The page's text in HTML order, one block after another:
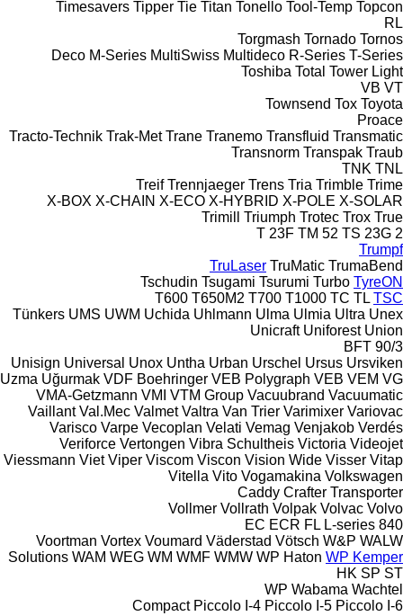
Timesavers Tipper Tie Titan Tonello Tool-Temp Topcon
RL
Torgmash Tornado Tornos
Deco M-Series MultiSwiss Multideco R-Series T-Series
Toshiba Total Tower Light
VB VT
Townsend Tox Toyota
Proace
Tracto-Technik Trak-Met Trane Tranemo Transfluid Transmatic
Transnorm Transpak Traub
TNK TNL
Treif Trennjaeger Trens Tria Trimble Trime
X-BOX X-CHAIN X-ECO X-HYBRID X-POLE X-SOLAR
Trimill
Triumph Trotec Trox True
T 23F TM 52 TS 23G 2
Trumpf
TruLaser TruMatic TrumaBend
Tschudin Tsugami Tsurumi Turbo TyreON
T600 T650M2 T700 T1000 TC TL TSC
Tünkers UMS UWM Uchida Uhlmann Ulma Ulmia Ultra Unex
Unicraft Uniforest Union
BFT 90/3
Unisign Universal Unox Untha Urban Urschel Ursus Ursviken
Uzma Uğurmak VDF Boehringer VEB Polygraph VEB VEM VG
VMA-Getzmann VMI VTM Group Vacuubrand Vacuumatic
Vaillant Val.Mec Valmet Valtra Van Trier Varimixer Variovac
Varisco Varpe Vecoplan Velati Vemag Venjakob Verdés
Veriforce Vertongen Vibra Schultheis Victoria Videojet
Viessmann Viet Viper Viscom Viscon Vision Wide Visser Vitap
Vitella Vito Vogamakina Volkswagen
Caddy Crafter Transporter
Vollmer Vollrath Volpak Volvac Volvo
840
EC ECR FL L-series
Voortman Vortex Voumard Väderstad Vötsch W&P WALW
Solutions WAM WEG WM WMF WMW WP Haton WP Kemper
HK SP ST
WP Wabama Wachtel
Compact Piccolo I-4 Piccolo I-5 Piccolo I-6